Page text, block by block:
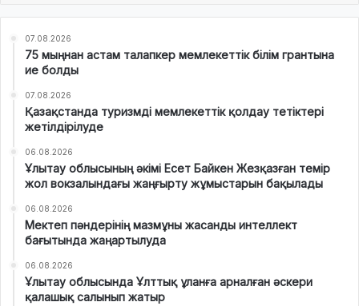
07.08.2026
75 мыңнан астам талапкер мемлекеттік білім грантына
ие болды
07.08.2026
Қазақстанда туризмді мемлекеттік қолдау тетіктері
жетілдірілуде
06.08.2026
Ұлытау облысының әкімі Есет Байкен Жезқазған темір
жол вокзалындағы жаңғырту жұмыстарын бақылады
06.08.2026
Мектеп пәндерінің мазмұны жасанды интеллект
бағытында жаңартылуда
06.08.2026
Ұлытау облысында Ұлттық ұланға арналған әскери
қалашық салынып жатыр